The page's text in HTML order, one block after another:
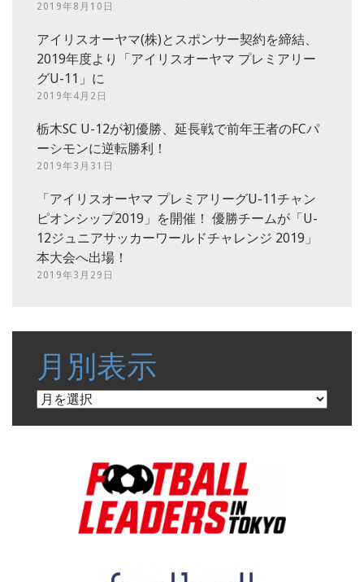
2019年8月10日
アイリスオーヤマ(株)とスポンサー契約を締結、
2019年度より「アイリスオーヤマ プレミアリー
グU-11」に
2019年4月2日
栃木SC U-12が初優勝、延長戦で前年王者のFCパ
ーシモンに逆転勝利！
2019年3月31日
「アイリスオーヤマ プレミアリーグU-11チャン
ピオンシップ2019」を開催！ 優勝チームが「U-
12ジュニアサッカーワールドチャレンジ 2019」
本大会へ出場！
2019年3月29日
月別表示
月